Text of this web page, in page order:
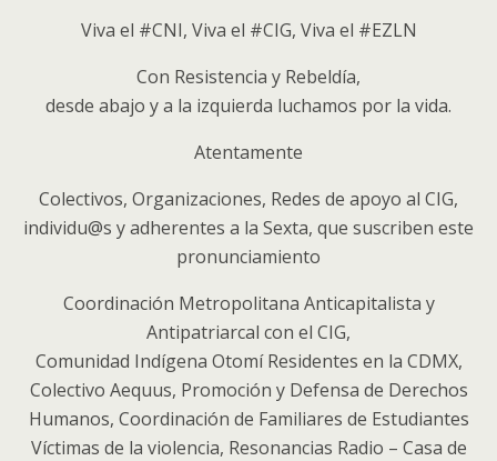
Viva el #CNI, Viva el #CIG, Viva el #EZLN
Con Resistencia y Rebeldía,
desde abajo y a la izquierda luchamos por la vida.
Atentamente
Colectivos, Organizaciones, Redes de apoyo al CIG,
individu@s y adherentes a la Sexta, que suscriben este
pronunciamiento
Coordinación Metropolitana Anticapitalista y
Antipatriarcal con el CIG,
Comunidad Indígena Otomí Residentes en la CDMX,
Colectivo Aequus, Promoción y Defensa de Derechos
Humanos, Coordinación de Familiares de Estudiantes
Víctimas de la violencia, Resonancias Radio – Casa de